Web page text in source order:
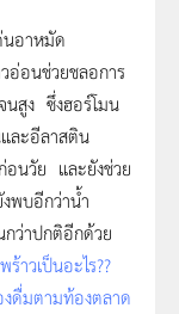
อาหมัด
อ่อนช่วยชลอการ
นสูง ซึ่งฮอร์โมน
และอีลาสติน
อนวัย และยังช่วย
พบอีกว่าน้ำ
กว่าปกติอีกด้วย
าวเป็นอะไร??
ดื่มตามท้องตลาด